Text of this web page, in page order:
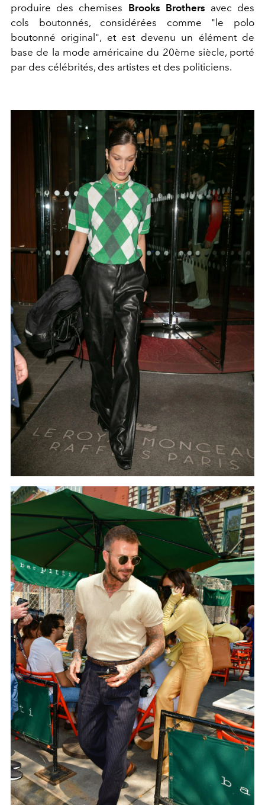
produire des chemises Brooks Brothers avec des
cols boutonnés, considérées comme "le polo
boutonné original", et est devenu un élément de
base de la mode américaine du 20ème siècle, porté
par des célébrités, des artistes et des politiciens.